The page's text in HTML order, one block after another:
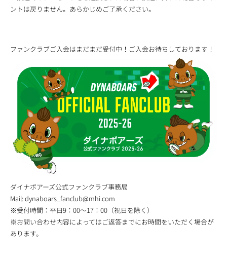
ントは戻りません。あらかじめご了承ください。
ファンクラブご入会はまだまだ受付中！ご入会お待ちしております！
ダイナボアーズ公式ファンクラブ事務局
Mail:dynaboars_fanclub@mhi.com
※受付時間：平日9：00～17：00（祝日を除く）
※お問い合わせ内容によってはご返答までにお時間をいただく場合が
あります。